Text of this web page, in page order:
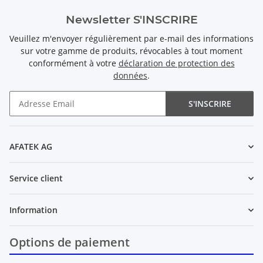
Newsletter S'INSCRIRE
Veuillez m'envoyer régulièrement par e-mail des informations
sur votre gamme de produits, révocables à tout moment
conformément à votre déclaration de protection des
données.
S'INSCRIRE
AFATEK AG
Service client
Information
Options de paiement